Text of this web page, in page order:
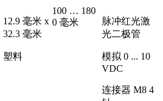
12.9 毫米 x
32.3 毫米
塑料
100 … 180
0 毫米
脉冲红光激
光二极管
模拟 0 ... 10
VDC
连接器 M8 4